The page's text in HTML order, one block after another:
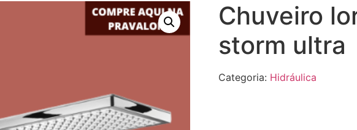
Chuveiro
storm ultra
Categoria: Hidráulica